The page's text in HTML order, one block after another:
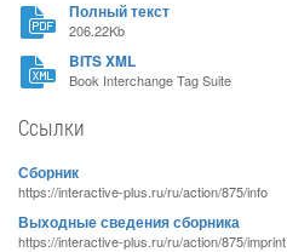
Полный текст
206.22Kb
BITS XML
Book Interchange Tag Suite
Ссылки
Сборник
https://interactive-plus.ru/ru/action/875/info
Выходные сведения сборника
https://interactive-plus.ru/ru/action/875/imprint